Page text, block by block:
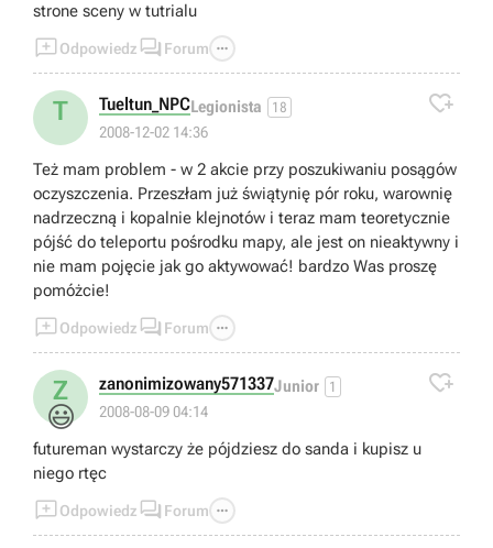
strone sceny w tutrialu
Odpowiedz  Forum 
T Tueltun_NPCLegionista 18
2008-12-02 14:36

Też mam problem - w 2 akcie przy poszukiwaniu posągów
oczyszczenia. Przeszłam już świątynię pór roku, warownię
nadrzeczną i kopalnie klejnotów i teraz mam teoretycznie
pójść do teleportu pośrodku mapy, ale jest on nieaktywny i
nie mam pojęcie jak go aktywować! bardzo Was proszę
pomóżcie!
Odpowiedz  Forum 
Z
😃
zanonimizowany571337Junior 1
2008-08-09 04:14

futureman wystarczy że pójdziesz do sanda i kupisz u
niego rtęc
Odpowiedz  Forum 